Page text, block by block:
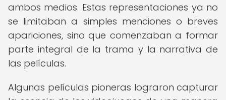
ambos medios. Estas representaciones ya no
se limitaban a simples menciones o breves
apariciones, sino que comenzaban a formar
parte integral de la trama y la narrativa de
las películas.
Algunas películas pioneras lograron capturar